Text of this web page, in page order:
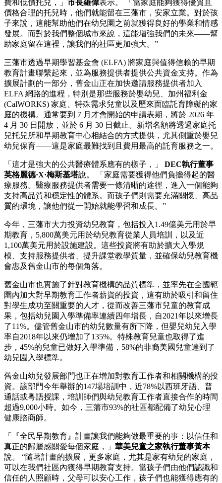
費和低價托兒，」 市長羅偉表示。 「當家庭能夠獲得優質且
價格合理的托兒時，他們就能留在三藩市，安家立業。對於孩
子來說，這能幫助他們在幼兒園之前就獲得良好的學業和情感
發展。而對於我們整個城市來說，這能增強我們的未來——幫
助家庭留在這裡，讓我們的社區更加強大。”
三藩市透過早期學習基金會 (ELFA) 將家庭與值得信賴的早期
教育計畫聯繫起來，並為服務提供者提供公共資金支持。作為
擴展計劃的一部分，舊金山正在加快邀請服務提供者加入
ELFA 網路的進程，特別是那些服務於嬰幼兒、加州福利金
(CalWORKS) 家庭、特殊需求兒童以及歷來面臨託育障礙的家
庭的機構。通常要到 7 月才會開始的申請表期，將於 2026 年
4 月 30 日開放，並於 6 月 30 日截止。新增名額將透過家庭托
兒托兒所和早期教育中心相結合的方式提供，尤其側重於嬰兒
幼兒保育——這是家庭最難找到且費用最高的託育服務之一。
「這才是強大的公共醫療體系應有的樣子，」 DEC執行董事
英格麗德·X·梅斯基塔說。 「家庭需要獲得他們負擔得起的醫
療服務。醫療服務提供者需要一條清晰的途徑，進入一個能夠
支持高品質和穩定性的體系。而孩子們則需要充滿關懷、高品
質的環境，讓他們從一開始就能學習和成長。”
今年，三藩市大力投資幼兒教育，包括投入1.49億美元用於早
期教育，5,800萬美元用於幼兒教育從業人員培訓，以及近
1,100萬美元用於設施建設。這些投資將有助於擴大入學規
模、支持服務提供者、提升課堂教學質量，並確保幼兒教育機
會惠及舊金山市的每個角落。
舊金山市也實施了針對教育機構的品質標準，並率先在全國範
圍內加大對早期教育工作者薪資的投資，這有助於吸引和留住
對學生成功至關重要的人才，從而改善三藩市兒童的教育成
果，包括幼兒園入學準備率連續四年增長，自2021年以來增長
了11%。儘管舊金山市的幼兒數量有所下降，但嬰兒幼兒入學
率自2018年以來仍增加了135%。特殊教育兒童也取得了進
步，45%的兒童已做好入學準備，58%的非裔美國兒童達到了
幼兒園入學標準。
舊金山幼兒發展部門也正在增加對教育工作者和相關機構的投
資。該部門今年舉辦的147場培訓中，近78%以西班牙語、普
通話或粵語授課，培訓師們與幼兒教育工作者直接合作的時間
超過9,000小時。如今，三藩市93%的社區都配備了幼兒心理
健康諮商師。
「『全民早期教育』計畫讓我們能夠做最重要的事：以信任和
真正的歸屬感關愛每個家庭，」 華美兒童之家執行董事黃本
說。 “隨著計畫的擴展，更多家庭，尤其是家有幼兒的家庭，
可以在我們社區內獲得早期教育支持。當孩子們由他們認識和
信任的人照顧時，父母可以安心工作，孩子們也能獲得應有的